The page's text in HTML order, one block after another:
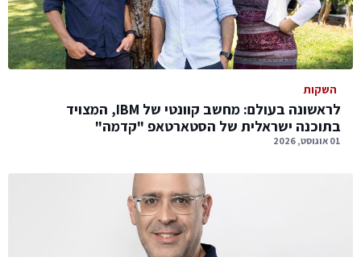
השקות
לראשונה בעולם: מחשב קוונטי של IBM, המצויד
בתוכנה ישראלית של הסטארטאפ "קדמה"
01 אוגוסט, 2026